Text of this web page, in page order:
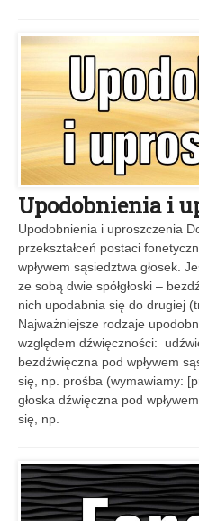
Upodobnienia i
Upodobnienia i uproszczenia
przekształceń postaci
wpływem sąsiedztwa głosek.
ze sobą dwie spółgłoski –
nich upodabnia się do drugiej
Najważniejsze rodzaje
względem dźwięczności:
bezdźwięczna pod wpływem
się, np. prośba (wymawiamy:
głoska dźwięczna pod
się, np.